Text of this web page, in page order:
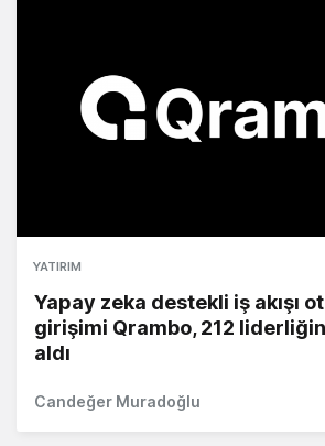
YATIRIM
Yapay zeka destekli iş akışı
girişimi Qrambo, 212
aldı
Candeğer Muradoğlu